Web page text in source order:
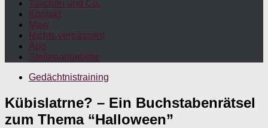
Taschen und Co.
Kontakt
Maw
Nichts verpassen!
App
Stellenangebote
Gedächtnistraining
Kübislatrne? – Ein Buchstabenrätsel
zum Thema “Halloween”